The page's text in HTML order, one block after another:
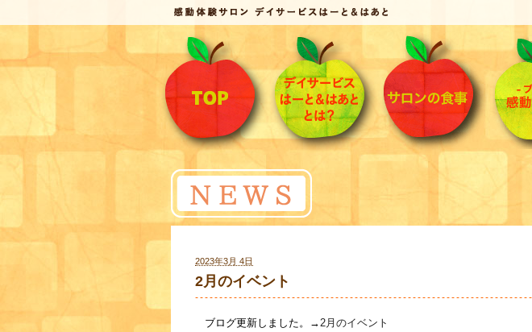
2月のイベント
2023年3月 4日
ブログ更新しました。→ 2月のイベント